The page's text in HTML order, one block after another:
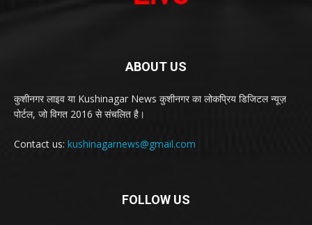
ABOUT US
कुशीनगर लाइव या Kushinagar News कुशीनगर का लोकप्रिय डिजिटल न्यूज़
पोर्टल, जो विगत 2016 से संचलित है।
Contact us: kushinagarnews@gmail.com
FOLLOW US